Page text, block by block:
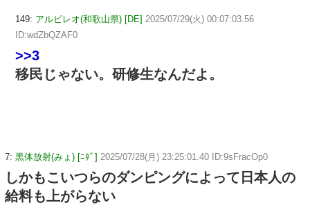
149: アルビレオ(和歌山県) [DE] 2025/07/29(火) 00:07:03.56
ID:wdZbQZAF0
>>3
移民じゃない。研修生なんだよ。
7: 黒体放射(みょ) [ﾆﾀﾞ] 2025/07/28(月) 23:25:01.40 ID:9sFracOp0
しかもこいつらのダンピングによって日本人の
給料も上がらない